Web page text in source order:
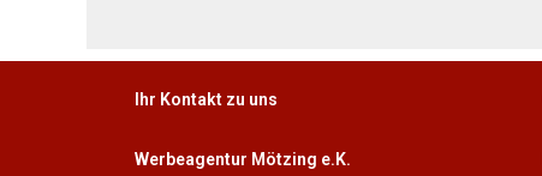
Ihr Kontakt zu uns
Werbeagentur Mötzing e.K.